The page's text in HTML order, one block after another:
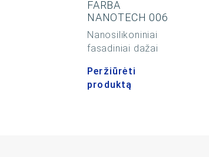
FARBA
NANOTECH 006
Nanosilikoniniai
fasadiniai dažai
Peržiūrėti
produktą